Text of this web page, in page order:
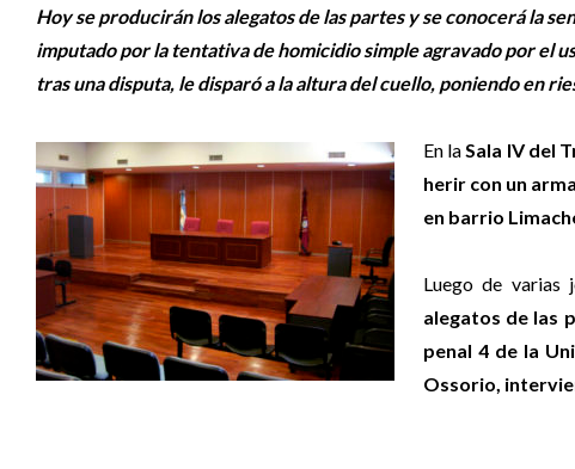
Hoy se producirán los alegatos de las partes y se conocerá la
imputado por la tentativa de homicidio simple agravado por el
tras una disputa, le disparó a la altura del cuello, poniendo en
En la Sala IV del
herir con un
en barrio
Luego de varias
alegatos de las
penal 4 de la
Ossorio,